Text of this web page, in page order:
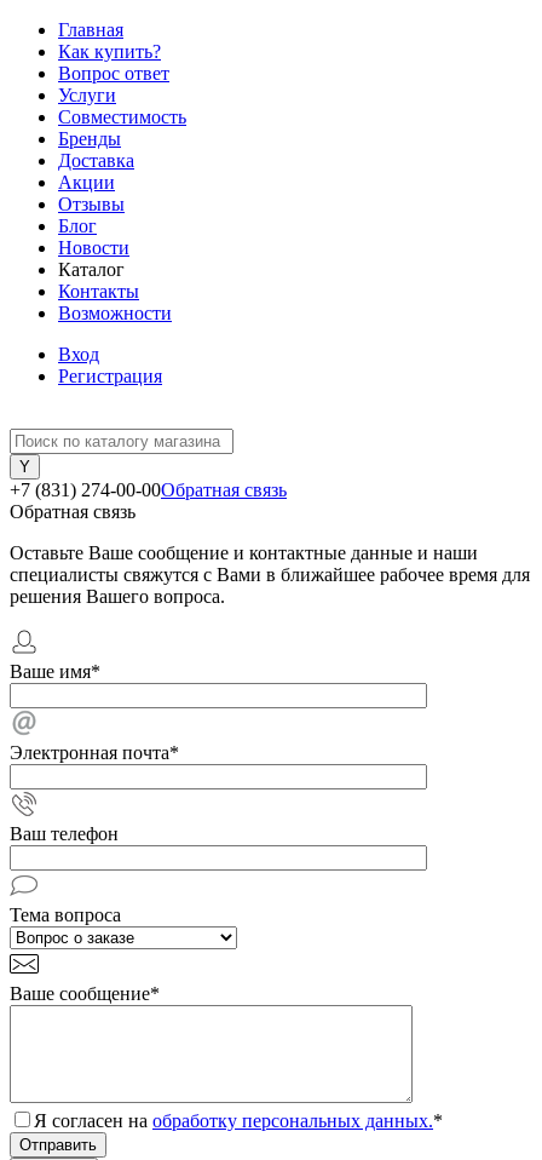
Главная
Как купить?
Вопрос ответ
Услуги
Совместимость
Бренды
Доставка
Акции
Отзывы
Блог
Новости
Каталог
Контакты
Возможности
Вход
Регистрация
+7 (831) 274-00-00Обратная связь
Обратная связь
Оставьте Ваше сообщение и контактные данные и наши
специалисты свяжутся с Вами в ближайшее рабочее время для
решения Вашего вопроса.
Ваше имя*
Электронная почта*
Ваш телефон
Тема вопроса
Ваше сообщение*
Я согласен на обработку персональных данных.*